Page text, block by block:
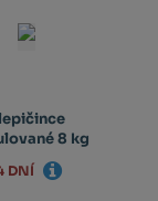
8 kg
DNÍ